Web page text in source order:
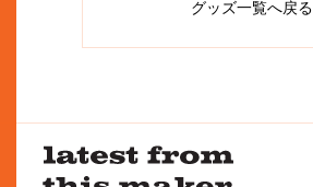
グッズ一覧へ戻る